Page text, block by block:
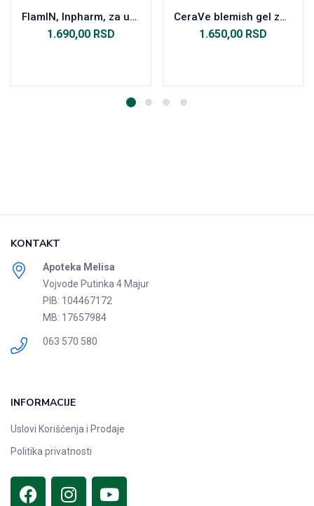
FlamIN, Inpharm, za upalu-otok-bol , 30 kapsula
1.690,00 RSD
CeraVe blemish gel za kožu sklonu nepravilnostima 40ml
1.650,00 RSD
KONTAKT
Apoteka Melisa
Vojvode Putinka 4 Majur
PIB: 104467172
MB: 17657984
063 570 580
INFORMACIJE
Uslovi Korišćenja i Prodaje
Politika privatnosti